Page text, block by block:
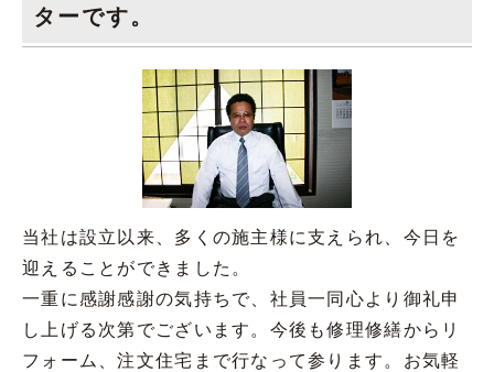
ターです。
当社は設立以来、多くの施主様に支えられ、今日を
迎えることができました。
一重に感謝感謝の気持ちで、社員一同心より御礼申
し上げる次第でございます。今後も修理修繕からリ
フォーム、注文住宅まで行なって参ります。お気軽